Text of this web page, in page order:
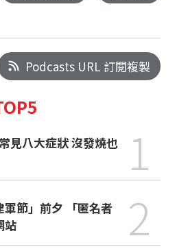
Podcasts URL 訂閱複製
1
節」前夕 「匿名者
站
2